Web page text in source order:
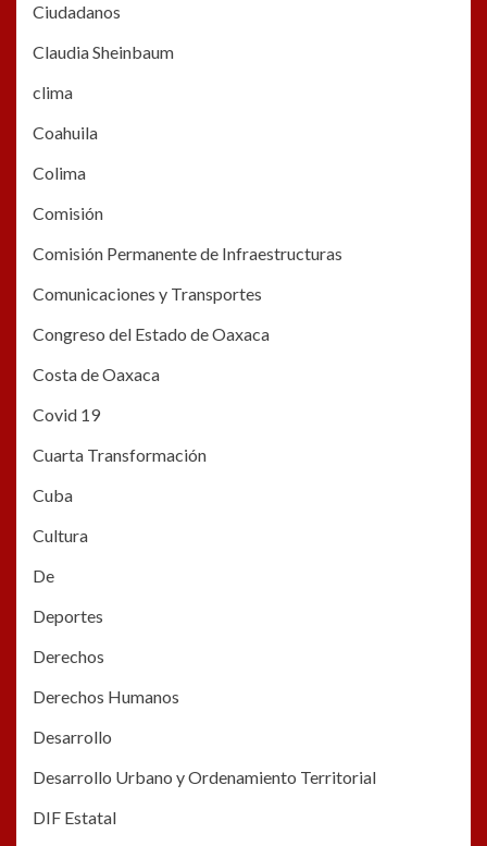
Ciudadanos
Claudia Sheinbaum
clima
Coahuila
Colima
Comisión
Comisión Permanente de Infraestructuras
Comunicaciones y Transportes
Congreso del Estado de Oaxaca
Costa de Oaxaca
Covid 19
Cuarta Transformación
Cuba
Cultura
De
Deportes
Derechos
Derechos Humanos
Desarrollo
Desarrollo Urbano y Ordenamiento Territorial
DIF Estatal